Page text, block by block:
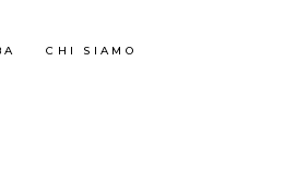
CHI SIAMO